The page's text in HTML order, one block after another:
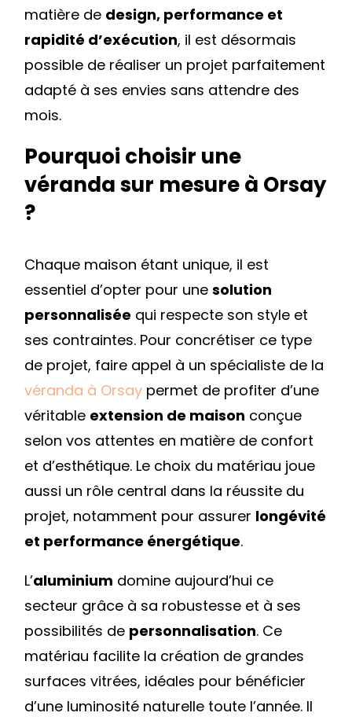
matière de design, performance et
rapidité d’exécution, il est désormais
possible de réaliser un projet parfaitement
adapté à ses envies sans attendre des
mois.
Pourquoi choisir une
véranda sur mesure à Orsay
?
Chaque maison étant unique, il est
essentiel d’opter pour une solution
personnalisée qui respecte son style et
ses contraintes. Pour concrétiser ce type
de projet, faire appel à un spécialiste de la
véranda à Orsay permet de profiter d’une
véritable extension de maison conçue
selon vos attentes en matière de confort
et d’esthétique. Le choix du matériau joue
aussi un rôle central dans la réussite du
projet, notamment pour assurer longévité
et performance énergétique.
L’aluminium domine aujourd’hui ce
secteur grâce à sa robustesse et à ses
possibilités de personnalisation. Ce
matériau facilite la création de grandes
surfaces vitrées, idéales pour bénéficier
d’une luminosité naturelle toute l’année. Il